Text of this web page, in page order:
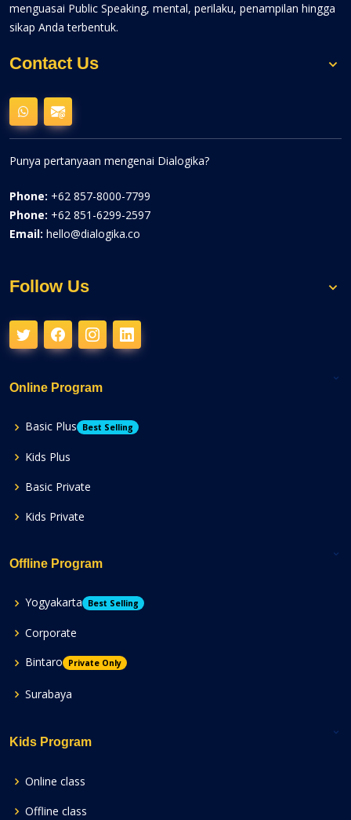
menguasai Public Speaking, mental, perilaku, penampilan hingga
sikap Anda terbentuk.
Contact Us
Punya pertanyaan mengenai Dialogika?
Phone: +62 857-8000-7799
Phone: +62 851-6299-2597
Email: hello@dialogika.co
Follow Us
Online Program
Basic Plus Best Selling
Kids Plus
Basic Private
Kids Private
Offline Program
Yogyakarta Best Selling
Corporate
Bintaro
Private Only
Surabaya
Kids Program
Online class
Offline class